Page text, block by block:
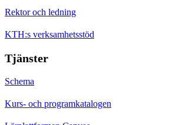
Rektor och ledning
KTH:s verksamhetsstöd
Tjänster
Schema
Kurs- och programkatalogen